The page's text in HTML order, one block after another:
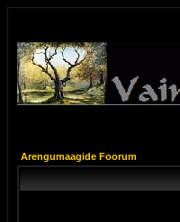
Arengumaagide Foorum